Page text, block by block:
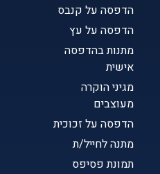
הדפסה על קנבס
הדפסה על עץ
מתנות בהדפסה
אישית
מגיני הוקרה
מעוצבים
הדפסה על זכוכית
מתנה לחייל/ת
תמונת פסיפס